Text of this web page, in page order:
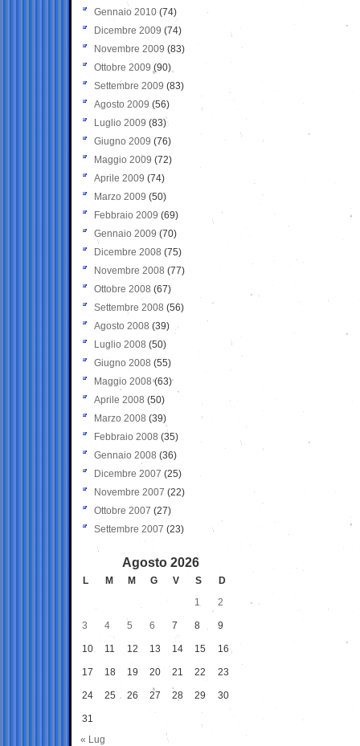
Gennaio 2010 (74)
Dicembre 2009 (74)
Novembre 2009 (83)
Ottobre 2009 (90)
Settembre 2009 (83)
Agosto 2009 (56)
Luglio 2009 (83)
Giugno 2009 (76)
Maggio 2009 (72)
Aprile 2009 (74)
Marzo 2009 (50)
Febbraio 2009 (69)
Gennaio 2009 (70)
Dicembre 2008 (75)
Novembre 2008 (77)
Ottobre 2008 (67)
Settembre 2008 (56)
Agosto 2008 (39)
Luglio 2008 (50)
Giugno 2008 (55)
Maggio 2008(63)
Aprile 2008 (50)
Marzo 2008 (39)
Febbraio 2008 (35)
Gennaio 2008 (36)
Dicembre 2007 (25)
Novembre 2007 (22)
Ottobre 2007 (27)
Settembre 2007 (23)
Agosto 2026
L M M G V S
D
1
2
3 4 5 6 7 8 9
10 11 12 13 14 15 16
17 18 19 20 21 22 23
24 25 26 27 28 29 30
31
« Lug